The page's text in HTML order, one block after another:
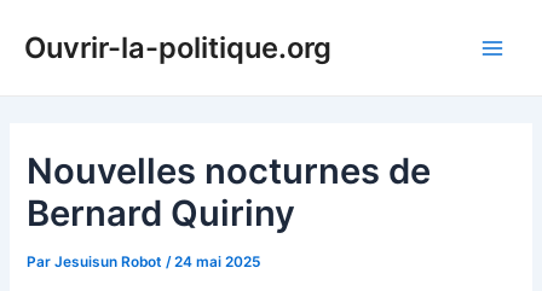
Ouvrir-la-politique.org
Nouvelles nocturnes de
Bernard Quiriny
ParJesuisun Robot /24 mai 2025